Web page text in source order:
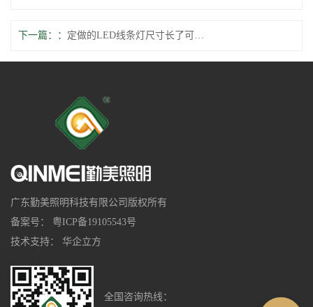
下一篇：
广东勤美照明科技有限公司版权所有
备案号： 粤ICP备19105543号
技术支持： 华企立方
全国咨询热线：